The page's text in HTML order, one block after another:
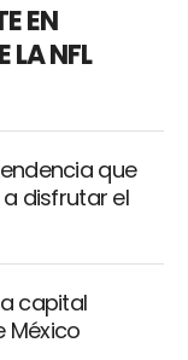
EN
LA NFL
que
disfrutar el
capital
México